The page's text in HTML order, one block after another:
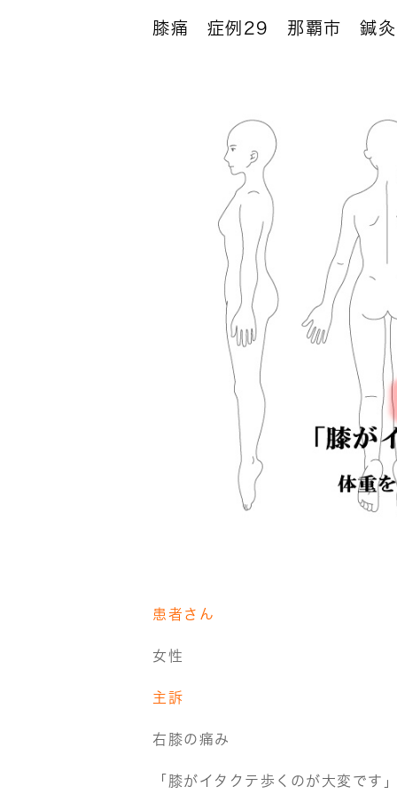
膝痛 症例29 那覇市 鍼
患者さん
女性
主訴
右膝の痛み
「膝がイタクテ歩くのが大変です